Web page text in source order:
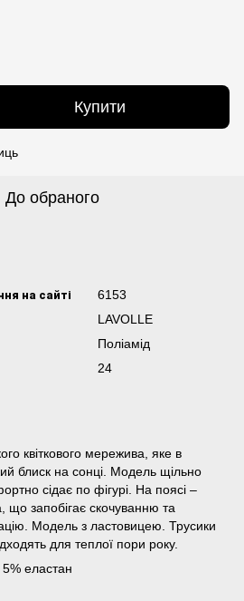
Купити
До обраного
на сайті 6153
LAVOLLE
Поліамід
24
квіткового мережива, яке в
блиск на сонці. Модель щільно
сідає по фігурі. На поясі –
що запобігає скочуванню та
Модель з ластовицею. Трусики
для теплої пори року.
еластан